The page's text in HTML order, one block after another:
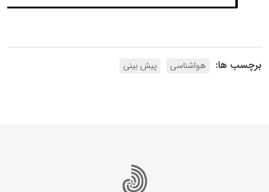
برچسب ها: هواشناسی پیش بینی